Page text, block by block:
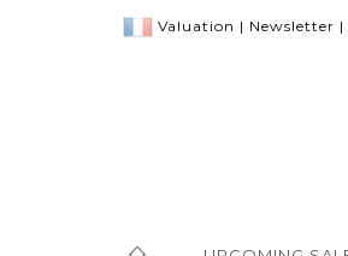
Valuation | Newsletter |